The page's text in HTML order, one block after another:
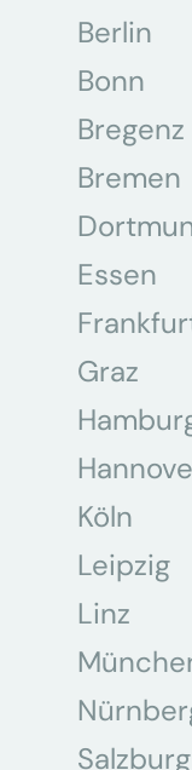
Berlin
Bonn
Bregenz
Bremen
Essen
Graz
Köln
Leipzig
Linz
Salzburg